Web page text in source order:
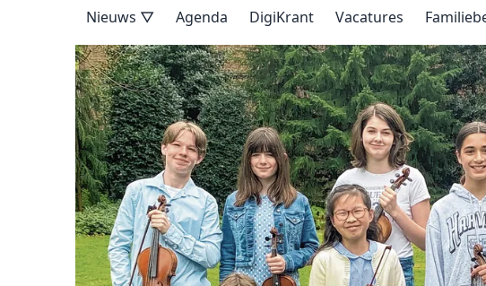
Nieuws ▽ Agenda DigiKrant Vacatures